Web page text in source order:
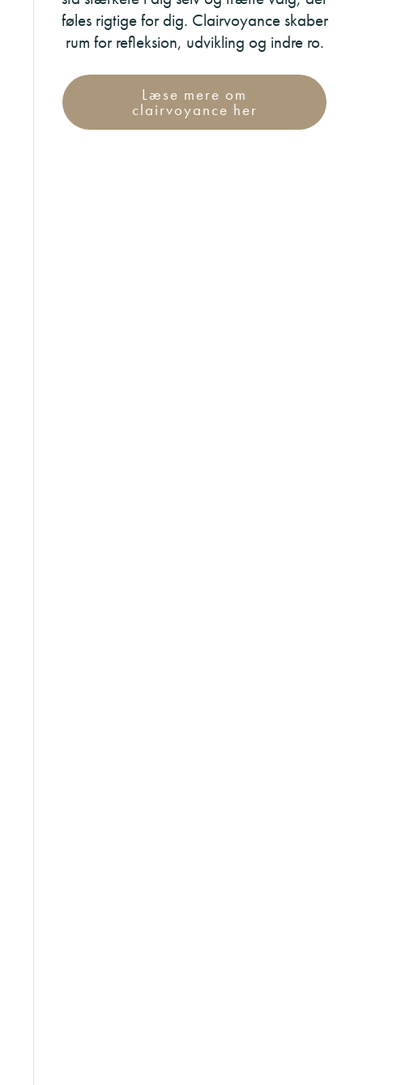
føles rigtige for dig. Clairvoyance skaber
rum for refleksion, udvikling og indre ro.
Læse mere om
clairvoyance her